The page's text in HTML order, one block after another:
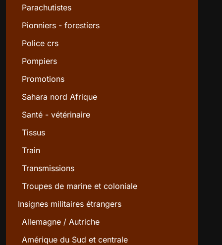
Parachutistes
Pionniers - forestiers
Police crs
Pompiers
Promotions
Sahara nord Afrique
Santé - vétérinaire
Tissus
Train
Transmissions
Troupes de marine et coloniale
Insignes militaires étrangers
Allemagne / Autriche
Amérique du Sud et centrale